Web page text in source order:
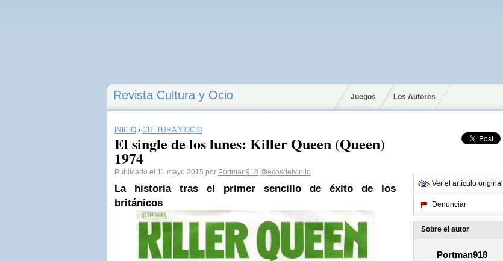
Revista Cultura y Ocio Juegos Los Autores
INICIO › CULTURA Y OCIO
El single de los lunes: Killer Queen (Queen)
1974
Publicado el 11 mayo 2015 por Portman918 @ecosdelvinilo
La historia tras el primer sencillo de éxito de los
británicos
Ver el artículo original
Denunciar
Sobre el autor
Portman918